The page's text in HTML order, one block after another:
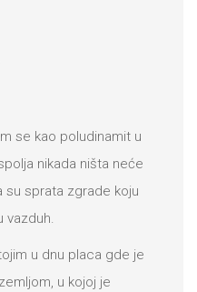
se kao poludinamit u
nikada ništa neće
su sprata zgrade koju
vazduh.
u dnu placa gde je
u kojoj je